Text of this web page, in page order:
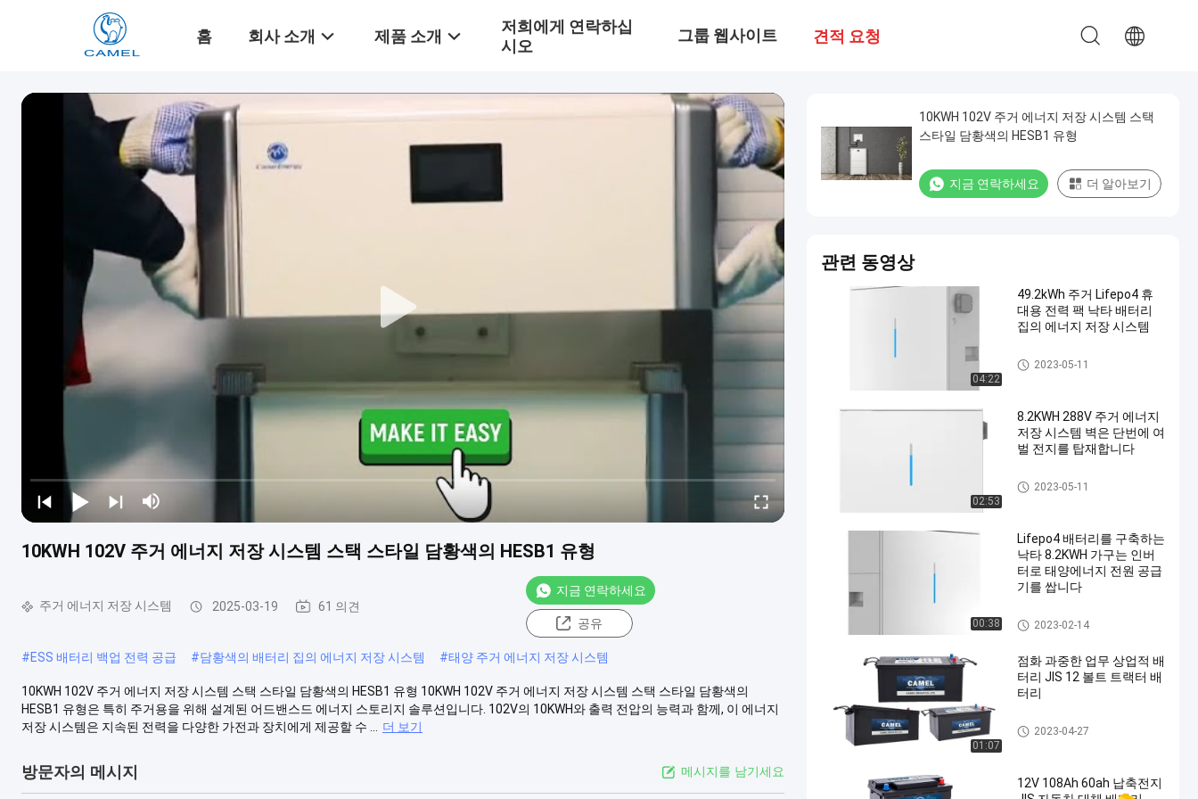
홈 회사 소개 제품 소개
저희에게 연락하십
시오
그룹 웹사이트 견적 요청
10KWH 102V 주거 에너지 저장 시스템 스택 스타일 담황색의 HESB1 유형
주거 에너지 저장 시스템 2025-03-19 61 의견
지금 연락하세요
공유
#ESS 배터리 백업 전력 공급 #담황색의 배터리 집의 에너지 저장 시스템 #태양 주거 에너지 저장 시스템
10KWH 102V 주거 에너지 저장 시스템 스택 스타일 담황색의 HESB1 유형 10KWH 102V 주거 에너지 저장 시스템 스택 스타일 담황색의
HESB1 유형은 특히 주거용을 위해 설계된 어드밴스드 에너지 스토리지 솔루션입니다. 102V의 10KWH와 출력 전압의 능력과 함께, 이 에너지
저장 시스템은 지속된 전력을 다양한 가전과 장치에게 제공할 수 ...
더 보기
방문자의 메시지 메시지를 남기세요
10KWH 102V 주거 에너지 저장 시스템 스택
스타일 담황색의 HESB1 유형
지금 연락하세요 더 알아보기
관련 동영상
04:22
49.2kWh 주거 Lifepo4 휴
대용 전력 팩 낙타 배터리
집의 에너지 저장 시스템
주거 에너지 저장 시스템
2023-05-11
02:53
8.2KWH 288V 주거 에너지
저장 시스템 벽은 단번에 여
벌 전지를 탑재합니다
주거 에너지 저장 시스템
2023-05-11
00:38
Lifepo4 배터리를 구축하는
낙타 8.2KWH 가구는 인버
터로 태양에너지 전원 공급
기를 쌉니다
주거 에너지 저장 시스템
2023-02-14
01:07
점화 과중한 업무 상업적 배
터리 JIS 12 볼트 트랙터 배
터리
과적 트럭 배터리
2023-04-27
12V 108Ah 60ah 납축전지